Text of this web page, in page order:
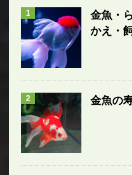
1
金魚・
かえ・
2 金魚の